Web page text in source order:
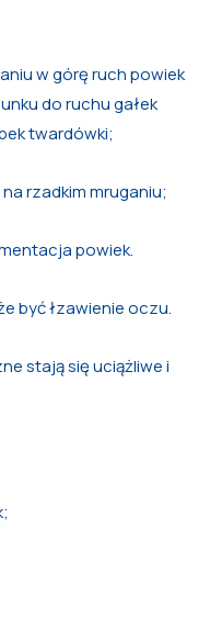
w górę ruch powiek
do ruchu gałek
twardówki;
rzadkim mruganiu;
powiek.
być łzawienie oczu.
stają się uciążliwe i